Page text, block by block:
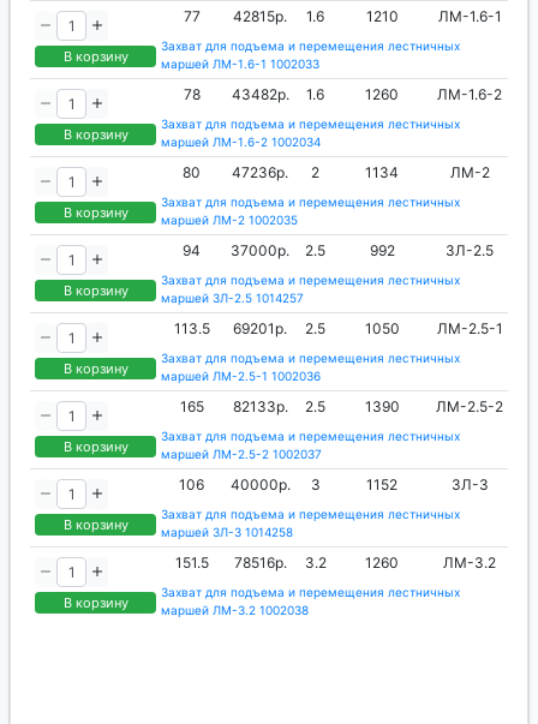
В корзину
77 42815р. 1.6 1210 ЛМ-1.6-1
Захват для подъема и перемещения лестничных
маршей ЛМ-1.6-1 1002033
В корзину
78 43482р. 1.6 1260 ЛМ-1.6-2
Захват для подъема и перемещения лестничных
маршей ЛМ-1.6-2 1002034
В корзину
80 47236р. 2 1134 ЛМ-2
Захват для подъема и перемещения лестничных
маршей ЛМ-2 1002035
В корзину
94 37000р. 2.5 992 ЗЛ-2.5
Захват для подъема и перемещения лестничных
маршей ЗЛ-2.5 1014257
В корзину
113.5 69201р. 2.5 1050 ЛМ-2.5-1
Захват для подъема и перемещения лестничных
маршей ЛМ-2.5-1 1002036
В корзину
165 82133р. 2.5 1390 ЛМ-2.5-2
Захват для подъема и перемещения лестничных
маршей ЛМ-2.5-2 1002037
В корзину
106 40000р. 3 1152 ЗЛ-3
Захват для подъема и перемещения лестничных
маршей ЗЛ-3 1014258
В корзину
151.5 78516р. 3.2 1260 ЛМ-3.2
Захват для подъема и перемещения лестничных
маршей ЛМ-3.2 1002038